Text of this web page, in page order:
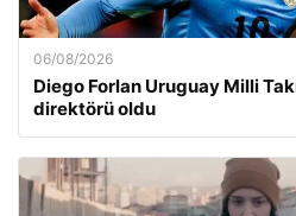
06/08/2026
Diego Forlan Uruguay Milli
direktörü oldu